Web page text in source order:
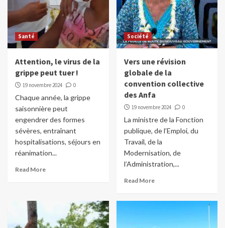
Santé
Attention, le virus de la
grippe peut tuer !
19 novembre 2024 0
Chaque année, la grippe
saisonnière peut
engendrer des formes
sévères, entraînant
hospitalisations, séjours en
réanimation...
Read More
Société
Vers une révision
globale de la
convention collective
des Anfa
19 novembre 2024 0
La ministre de la Fonction
publique, de l’Emploi, du
Travail, de la
Modernisation, de
l’Administration,...
Read More